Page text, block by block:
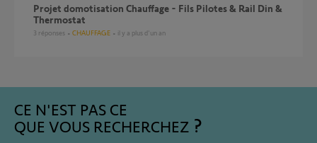
Projet domotisation Chauffage - Fils Pilotes & Rail Din &
Thermostat
3 réponses CHAUFFAGE il y a plus d'un an
CE N'EST PAS CE
QUE VOUS RECHERCHEZ